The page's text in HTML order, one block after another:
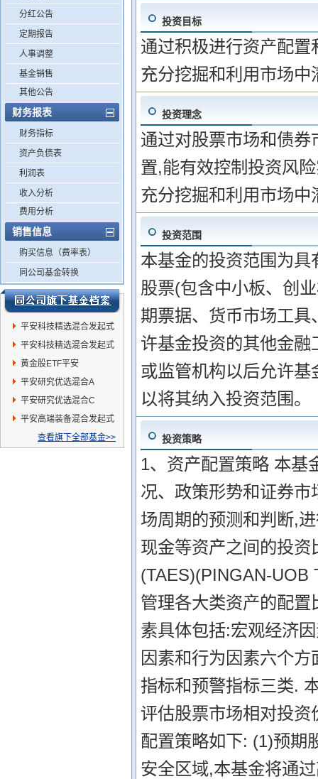
分红公告
定期报告
人事调整
基金销售
其他公告
财务报表
财务指标
资产负债表
利润表
收入分析
费用分析
销售信息
购买信息（费率表）
同公司基金转换
平安科技精选混合发起式
C
平安科技精选混合发起式
A
黄金股ETF平安
平安研究优选混合A
平安研究优选混合C
平安高端装备混合发起式
查看旗下全部基金>>
投资目标
通过积极进行资产配
充分挖掘和利用市场
投资理念
通过对股票市场和债
置,能有效控制投资风
充分挖掘和利用市场
投资范围
本基金的投资范围为
股票(包含中小板、创
期票据、货币市场工
许基金投资的其他金
或监管机构以后允许
以将其纳入投资范围。
投资策略
1、资产配置策略 本基
况、政策形势和证券
场周期的预测和判断,
现金等资产之间的投
(TAES)(PINGAN-UOB
管理各大类资产的配
素具体包括:宏观经济
因素和行为因素六个
指标和预警指标三类.
评估股票市场相对投
配置策略如下: (1)预期
安全区域,本基金将通